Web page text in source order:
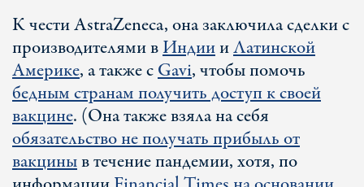
К чести AstraZeneca, она заключила сделки с
производителями вИндиииЛатинской
Америке, а также сGavi, чтобы помочь
бедным странам получить доступ к своей
вакцине. (Она также взяла на себя
обязательство не получать прибыль от
вакциныв течение пандемии, хотя, по